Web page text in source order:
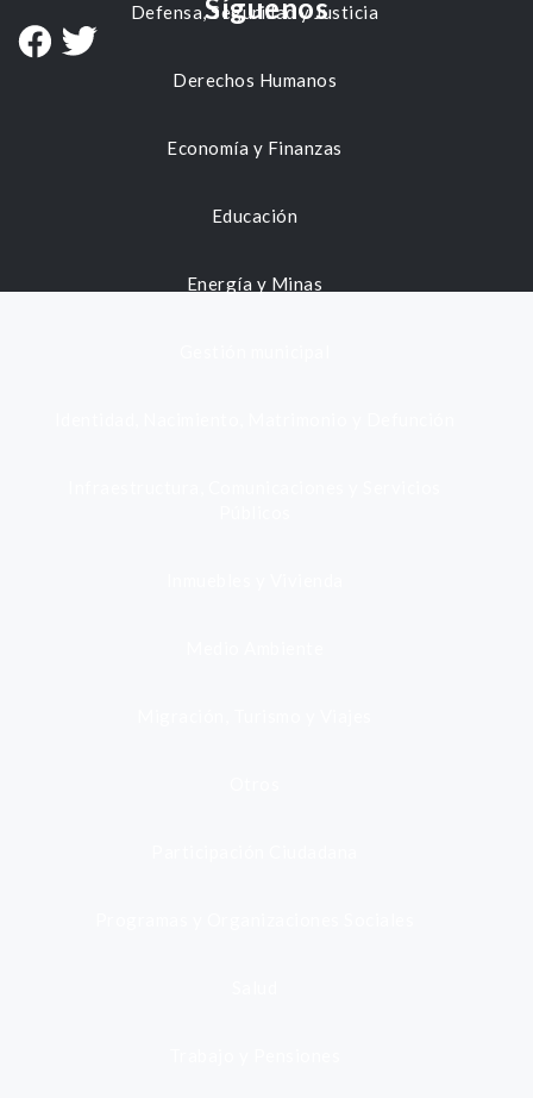
Defensa, Seguridad y Justicia
Derechos Humanos
Economía y Finanzas
Educación
Energía y Minas
Síguenos